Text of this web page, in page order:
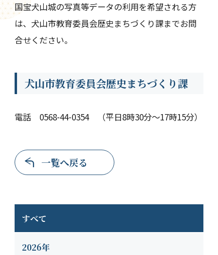
すべて
2026年
国宝犬山城の写真等データの利用を希望される方
は、犬山市教育委員会歴史まちづくり課までお問
合せください。
犬山市教育委員会歴史まちづくり課
電話 0568-44-0354 （平日8時30分～17時15分）
一覧へ戻る